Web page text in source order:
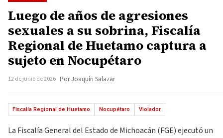
Luego de años de agresiones
sexuales a su sobrina, Fiscalía
Regional de Huetamo captura a
sujeto en Nocupétaro
12 de junio de 2026 Por Joaquín Salazar
Fiscalía Regional de Huetamo Nocupétaro Violador
La Fiscalía General del Estado de Michoacán (FGE) ejecutó un